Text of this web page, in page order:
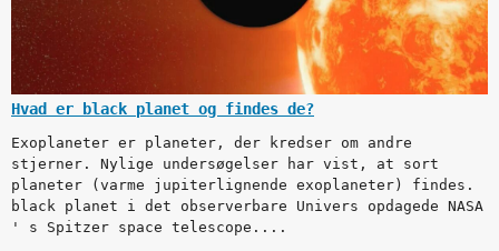
Hvad er black planet og findes de?
Exoplaneter er planeter, der kredser om andre
stjerner. Nylige undersøgelser har vist, at sort
planeter (varme jupiterlignende exoplaneter) findes.
black planet i det observerbare Univers opdagede NASA
' s Spitzer space telescope....